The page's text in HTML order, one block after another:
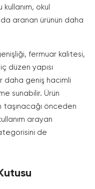
okul
aranan ürünün daha
fermuar kalitesi,
düzen yapısı
daha geniş hacimli
sunabilir. Ürün
taşınacağı önceden
arayan
de